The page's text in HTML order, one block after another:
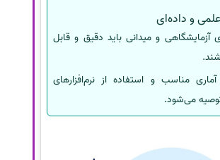
آزمایشگاهی و میدانی باید دقیق و قابل
مناسب و استفاده از نرم‌افزارهای
می‌شود.